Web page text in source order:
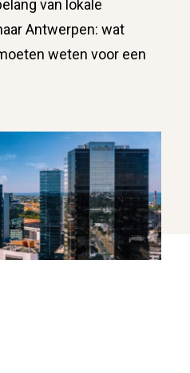
van lokale
Antwerpen: wat
weten voor een